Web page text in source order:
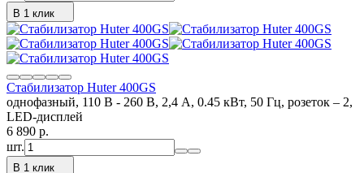
В 1 клик
Стабилизатор Huter 400GS
однофазный, 110 В - 260 В, 2,4 А, 0.45 кВт, 50 Гц, розеток – 2,
LED-дисплей
6 890 p.
шт.
В 1 клик